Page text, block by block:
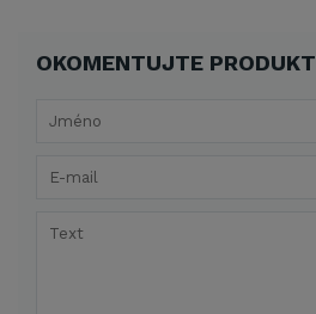
OKOMENTUJTE PRODUKT